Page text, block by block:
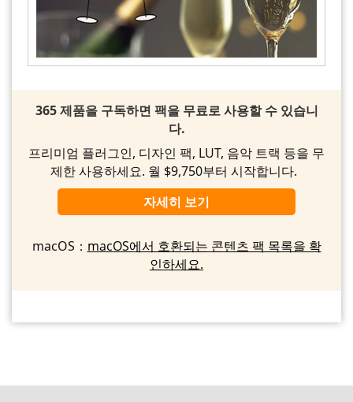
365 제품을 구독하면 팩을 무료로 사용할 수 있습니
다.
프리미엄 플러그인, 디자인 팩, LUT, 음악 트랙 등을 무
제한 사용하세요. 월 $9,750부터 시작합니다.
자세히 보기
macOS： macOS에서 호환되는 콘텐츠 팩 목록을 확
인하세요.